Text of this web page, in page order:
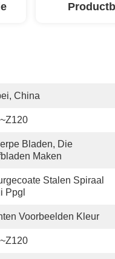
China
Bladen, Die
Maken
Stalen Spiraal
Ppgl
Voorbeelden Kleur